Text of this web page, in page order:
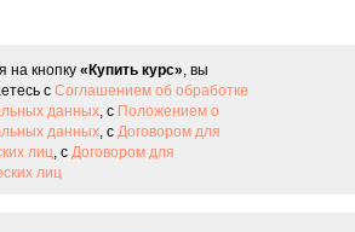
на кнопку «Купить курс», вы
с Соглашением об обработке
данных, с Положением о
данных, с Договором для
лиц, с Договором для
лиц